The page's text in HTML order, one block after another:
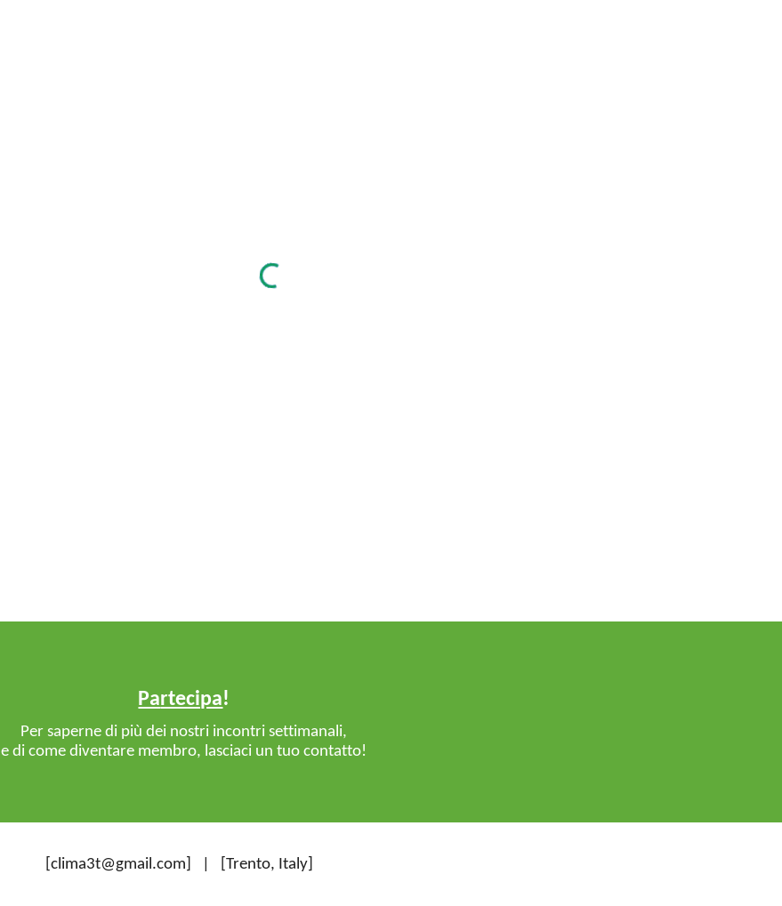
Partecipa!
Per saperne di più dei nostri incontri settimanali,
e di come diventare membro, lasciaci un tuo contatto!
[clima3t@gmail.com] | [Trento, Italy]